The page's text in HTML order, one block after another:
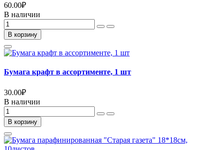
60.00₽
В наличии
В корзину
Бумага крафт в ассортименте, 1 шт
30.00₽
В наличии
В корзину